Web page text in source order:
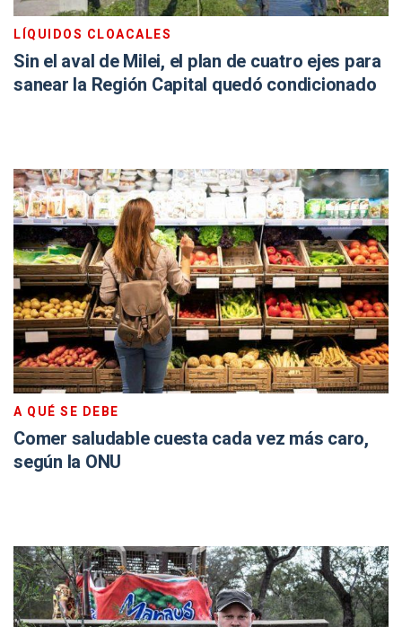
LÍQUIDOS CLOACALES
Sin el aval de Milei, el plan de cuatro ejes para
sanear la Región Capital quedó condicionado
A QUÉ SE DEBE
Comer saludable cuesta cada vez más caro,
según la ONU